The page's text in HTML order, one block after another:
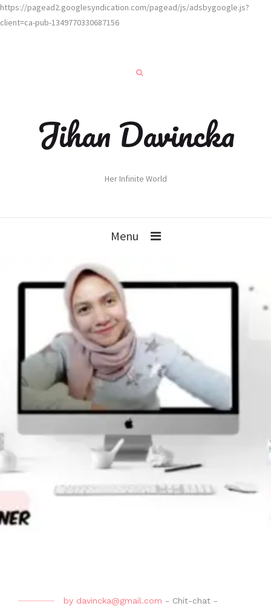
https://pagead2.googlesyndication.com/pagead/js/adsbygoogle.js?
client=ca-pub-1349770330687156
Jihan Davincka
Her Infinite World
Menu
by davincka@gmail.com - Chit-chat -